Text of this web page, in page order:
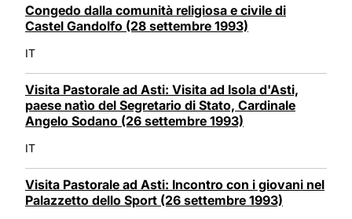
Congedo dalla comunità religiosa e civile di
Castel Gandolfo (28 settembre 1993)
IT
Visita Pastorale ad Asti: Visita ad Isola d'Asti,
paese natìo del Segretario di Stato, Cardinale
Angelo Sodano (26 settembre 1993)
IT
Visita Pastorale ad Asti: Incontro con i giovani nel
Palazzetto dello Sport (26 settembre 1993)